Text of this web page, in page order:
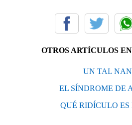
OTROS ARTÍCULOS
UN TAL
EL SÍNDROME DE
QUÉ RIDÍCULO ES